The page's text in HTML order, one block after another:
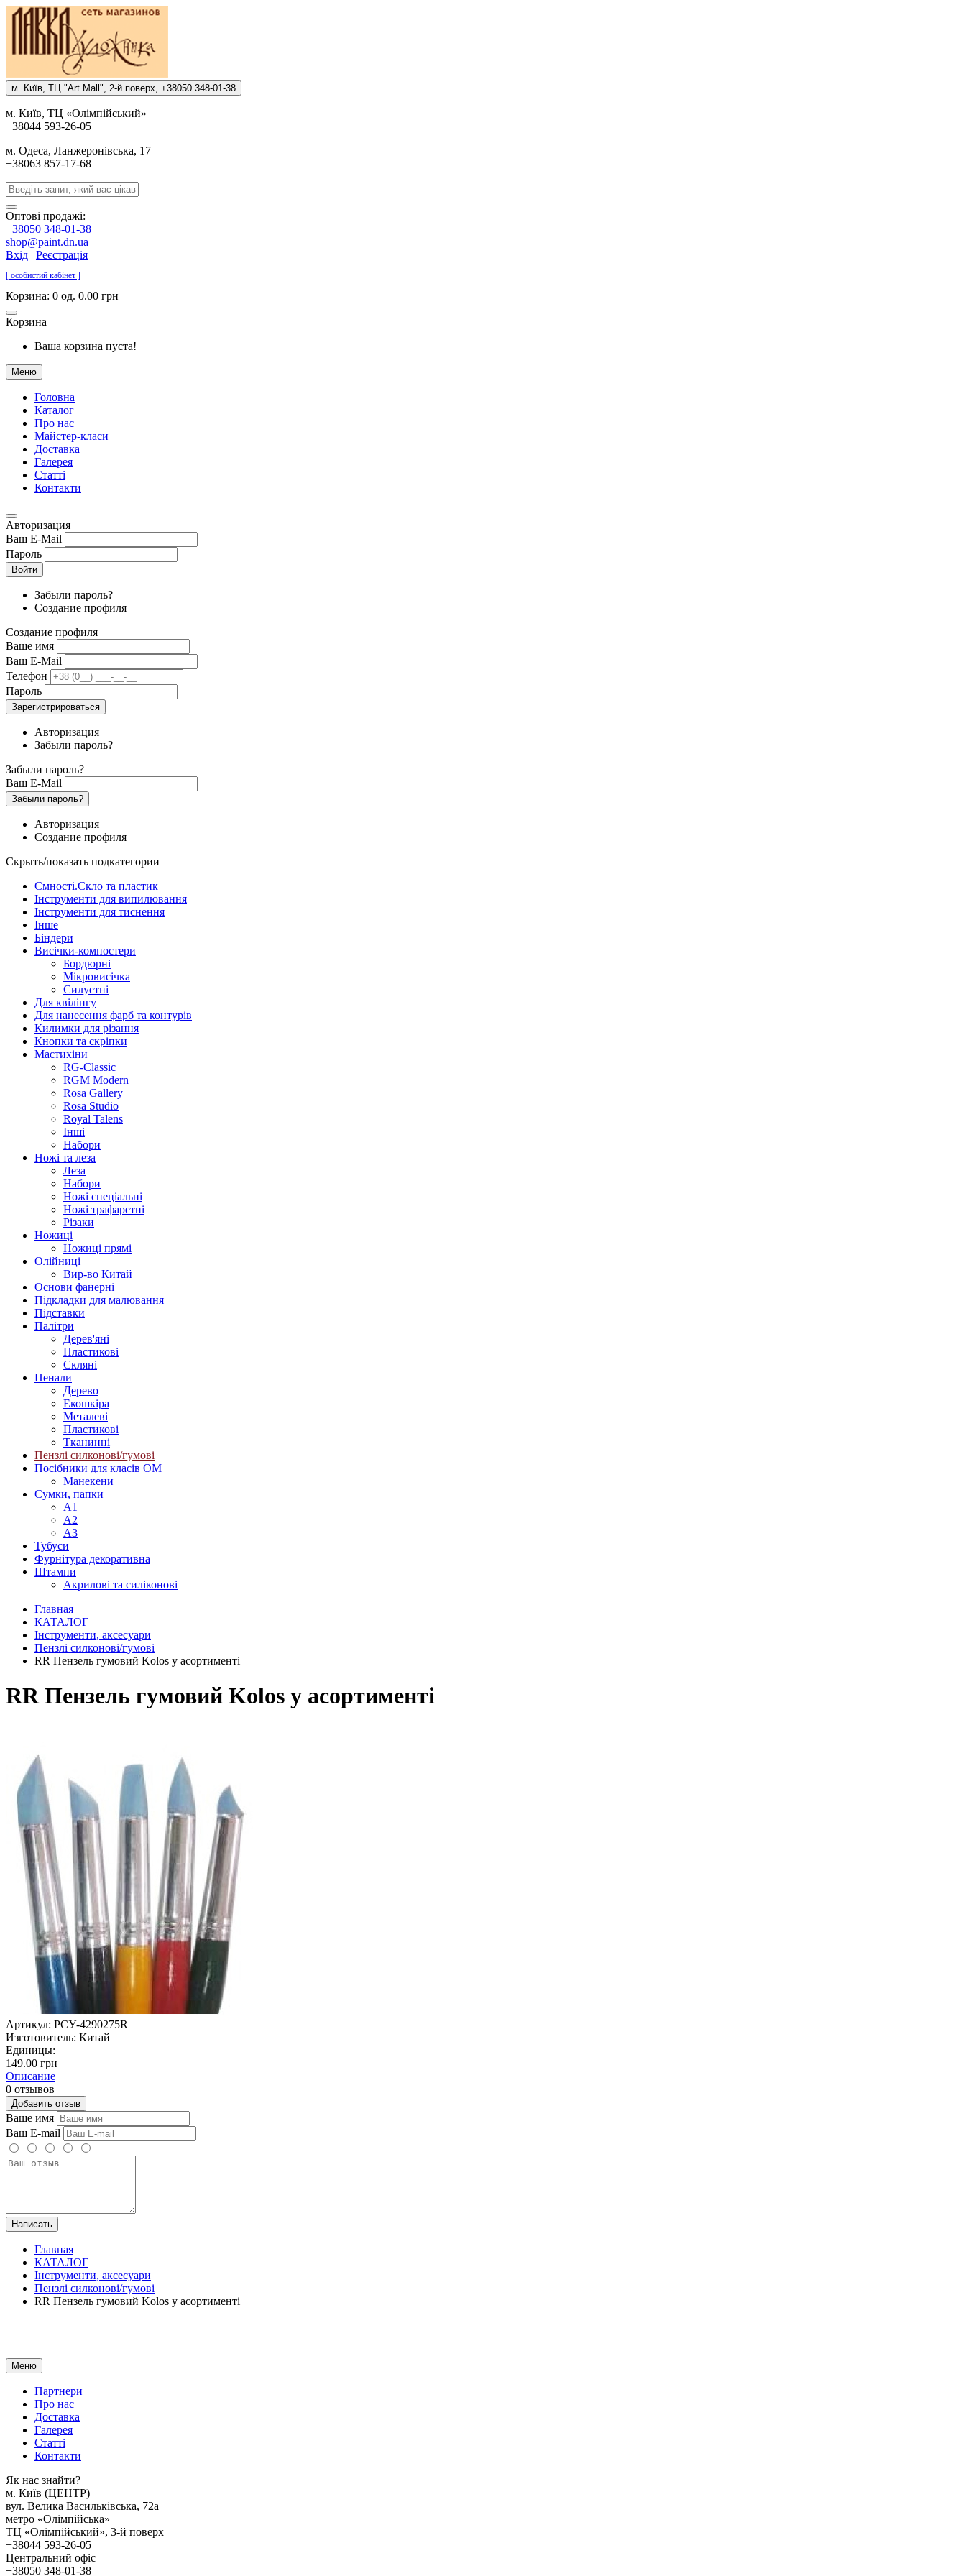
м. Киïв, ТЦ "Art Mall", 2-й поверх, +38050 348-01-38
м. Киïв, ТЦ «Олiмпiйський»
+38044 593-26-05
м. Одеса, Ланжеронiвська, 17
+38063 857-17-68
Оптові продажі:
+38050 348-01-38
shop@paint.dn.ua
Вхід | Реєстрація
[ особистий кабінет ]
Корзина: 0 од. 0.00 грн
Корзина
Ваша корзина пуста!
Меню
Головна
Каталог
Про нас
Майстер-класи
Доставка
Галерея
Статтi
Контакти
Авторизация
Ваш E-Mail
Пароль
Войти
Забыли пароль?
Создание профиля
Создание профиля
Ваше имя
Ваш E-Mail
Телефон
Пароль
Зарегистрироваться
Авторизация
Забыли пароль?
Забыли пароль?
Ваш E-Mail
Забыли пароль?
Авторизация
Создание профиля
Скрыть/показать подкатегории
Ємності.Скло та пластик
Інструменти для випилювання
Інструменти для тиснення
Інше
Біндери
Висічки-компостери
Бордюрні
Мікровисічка
Силуетні
Для квілінгу
Для нанесення фарб та контурів
Килимки для різання
Кнопки та скріпки
Мастихіни
RG-Classic
RGM Modern
Rosa Gallery
Rosa Studio
Royal Talens
Інші
Набори
Ножі та леза
Леза
Набори
Ножі спеціальні
Ножі трафаретні
Різаки
Ножиці
Ножиці прямі
Олійниці
Вир-во Китай
Основи фанерні
Підкладки для малювання
Підставки
Палітри
Дерев'яні
Пластикові
Скляні
Пенали
Дерево
Екошкіра
Металеві
Пластикові
Тканинні
Пензлі силконові/гумові
Посібники для класів ОМ
Манекени
Сумки, папки
А1
А2
А3
Тубуси
Фурнітура декоративна
Штампи
Акрилові та силіконові
Главная
КАТАЛОГ
Інструменти, аксесуари
Пензлі силконові/гумові
RR Пензель гумовий Kolos у асортименті
RR Пензель гумовий Kolos у асортименті
Артикул: РСУ-4290275R
Изготовитель: Китай
Единицы:
149.00 грн
Описание
0 отзывов
Добавить отзыв
Ваше имя
Ваш E-mail
Написать
Главная
КАТАЛОГ
Інструменти, аксесуари
Пензлі силконові/гумові
RR Пензель гумовий Kolos у асортименті
Меню
Партнери
Про нас
Доставка
Галерея
Статтi
Контакти
Як наc знайти?
м. Киïв (ЦЕНТР)
вул. Велика Васильківська, 72а
метро «Олімпійська»
ТЦ «Олімпійський», 3-й поверх
+38044 593-26-05
Центральний офіс
+38050 348-01-38